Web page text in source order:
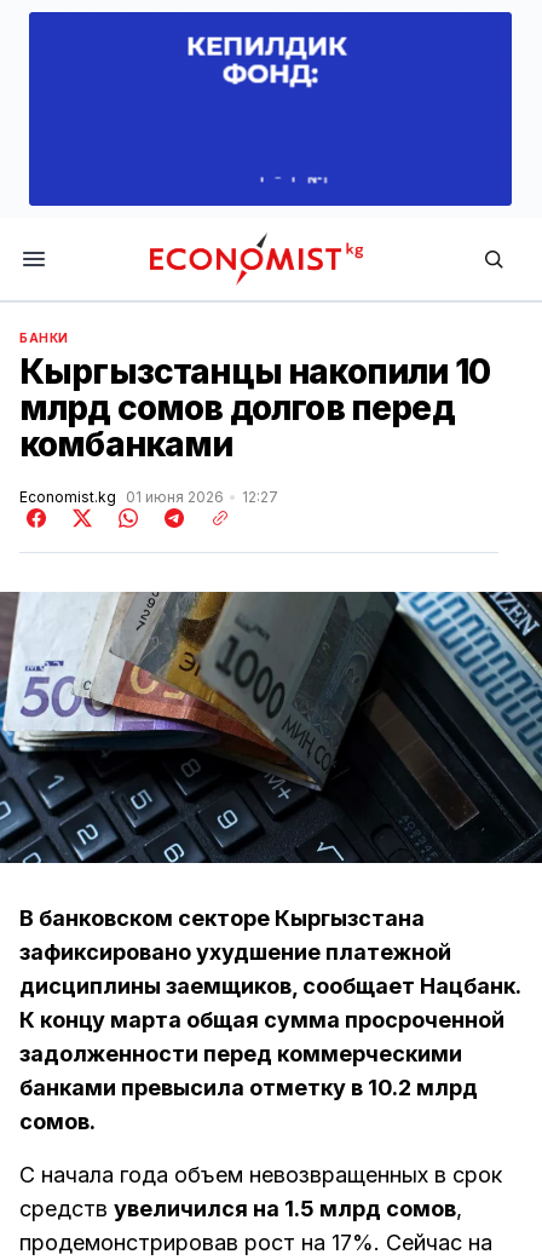
Economist.kg
БАНКИ
Кыргызстанцы накопили 10
млрд сомов долгов перед
комбанками
Economist.kg 01 июня 2026 12:27
В банковском секторе Кыргызстана
зафиксировано ухудшение платежной
дисциплины заемщиков, сообщает Нацбанк.
К концу марта общая сумма просроченной
задолженности перед коммерческими
банками превысила отметку в 10.2 млрд
сомов.
С начала года объем невозвращенных в срок
средств увеличился на 1.5 млрд сомов,
продемонстрировав рост на 17%. Сейчас на